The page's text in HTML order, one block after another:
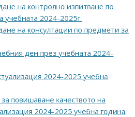
на контролно изпитване по
учебната 2024-2025г.
на консултации по предмети за
ден през учебната 2024-
2024-2025 учебна
повишаване качеството на
2024-2025 учебна година.